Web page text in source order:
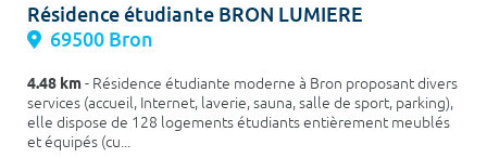
Résidence étudiante BRON LUMIERE
69500 Bron
4.48 km- Résidence étudiante moderne à Bron proposant divers
services (accueil, Internet, laverie, sauna, salle de sport, parking),
elle dispose de 128 logements étudiants entièrement meublés
et équipés (cu...